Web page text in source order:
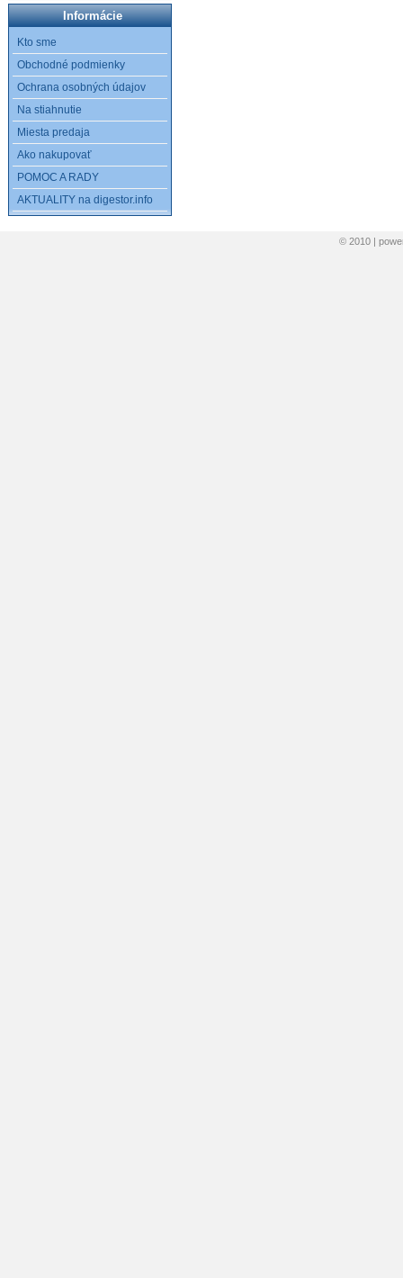
Informácie
Kto sme
Obchodné podmienky
Ochrana osobných údajov
Na stiahnutie
Miesta predaja
Ako nakupovať
POMOC A RADY
AKTUALITY na digestor.info
© 2010 |